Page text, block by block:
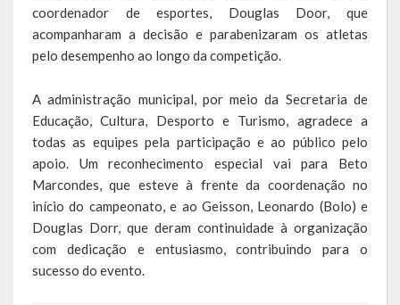
ATOS NORMATIVOS
LEIS ORDINÁRIAS
LEIS COMPLEMENTARES
DECRETOS
Publicações
Conselhos Municipais
coordenador de esportes, Douglas Door, que
acompanharam a decisão e parabenizaram os atletas
pelo desempenho ao longo da competição.
A administração municipal, por meio da Secretaria de
Educação, Cultura, Desporto e Turismo, agradece a
todas as equipes pela participação e ao público pelo
apoio. Um reconhecimento especial vai para Beto
Marcondes, que esteve à frente da coordenação no
início do campeonato, e ao Geisson, Leonardo (Bolo) e
Douglas Dorr, que deram continuidade à organização
com dedicação e entusiasmo, contribuindo para o
sucesso do evento.